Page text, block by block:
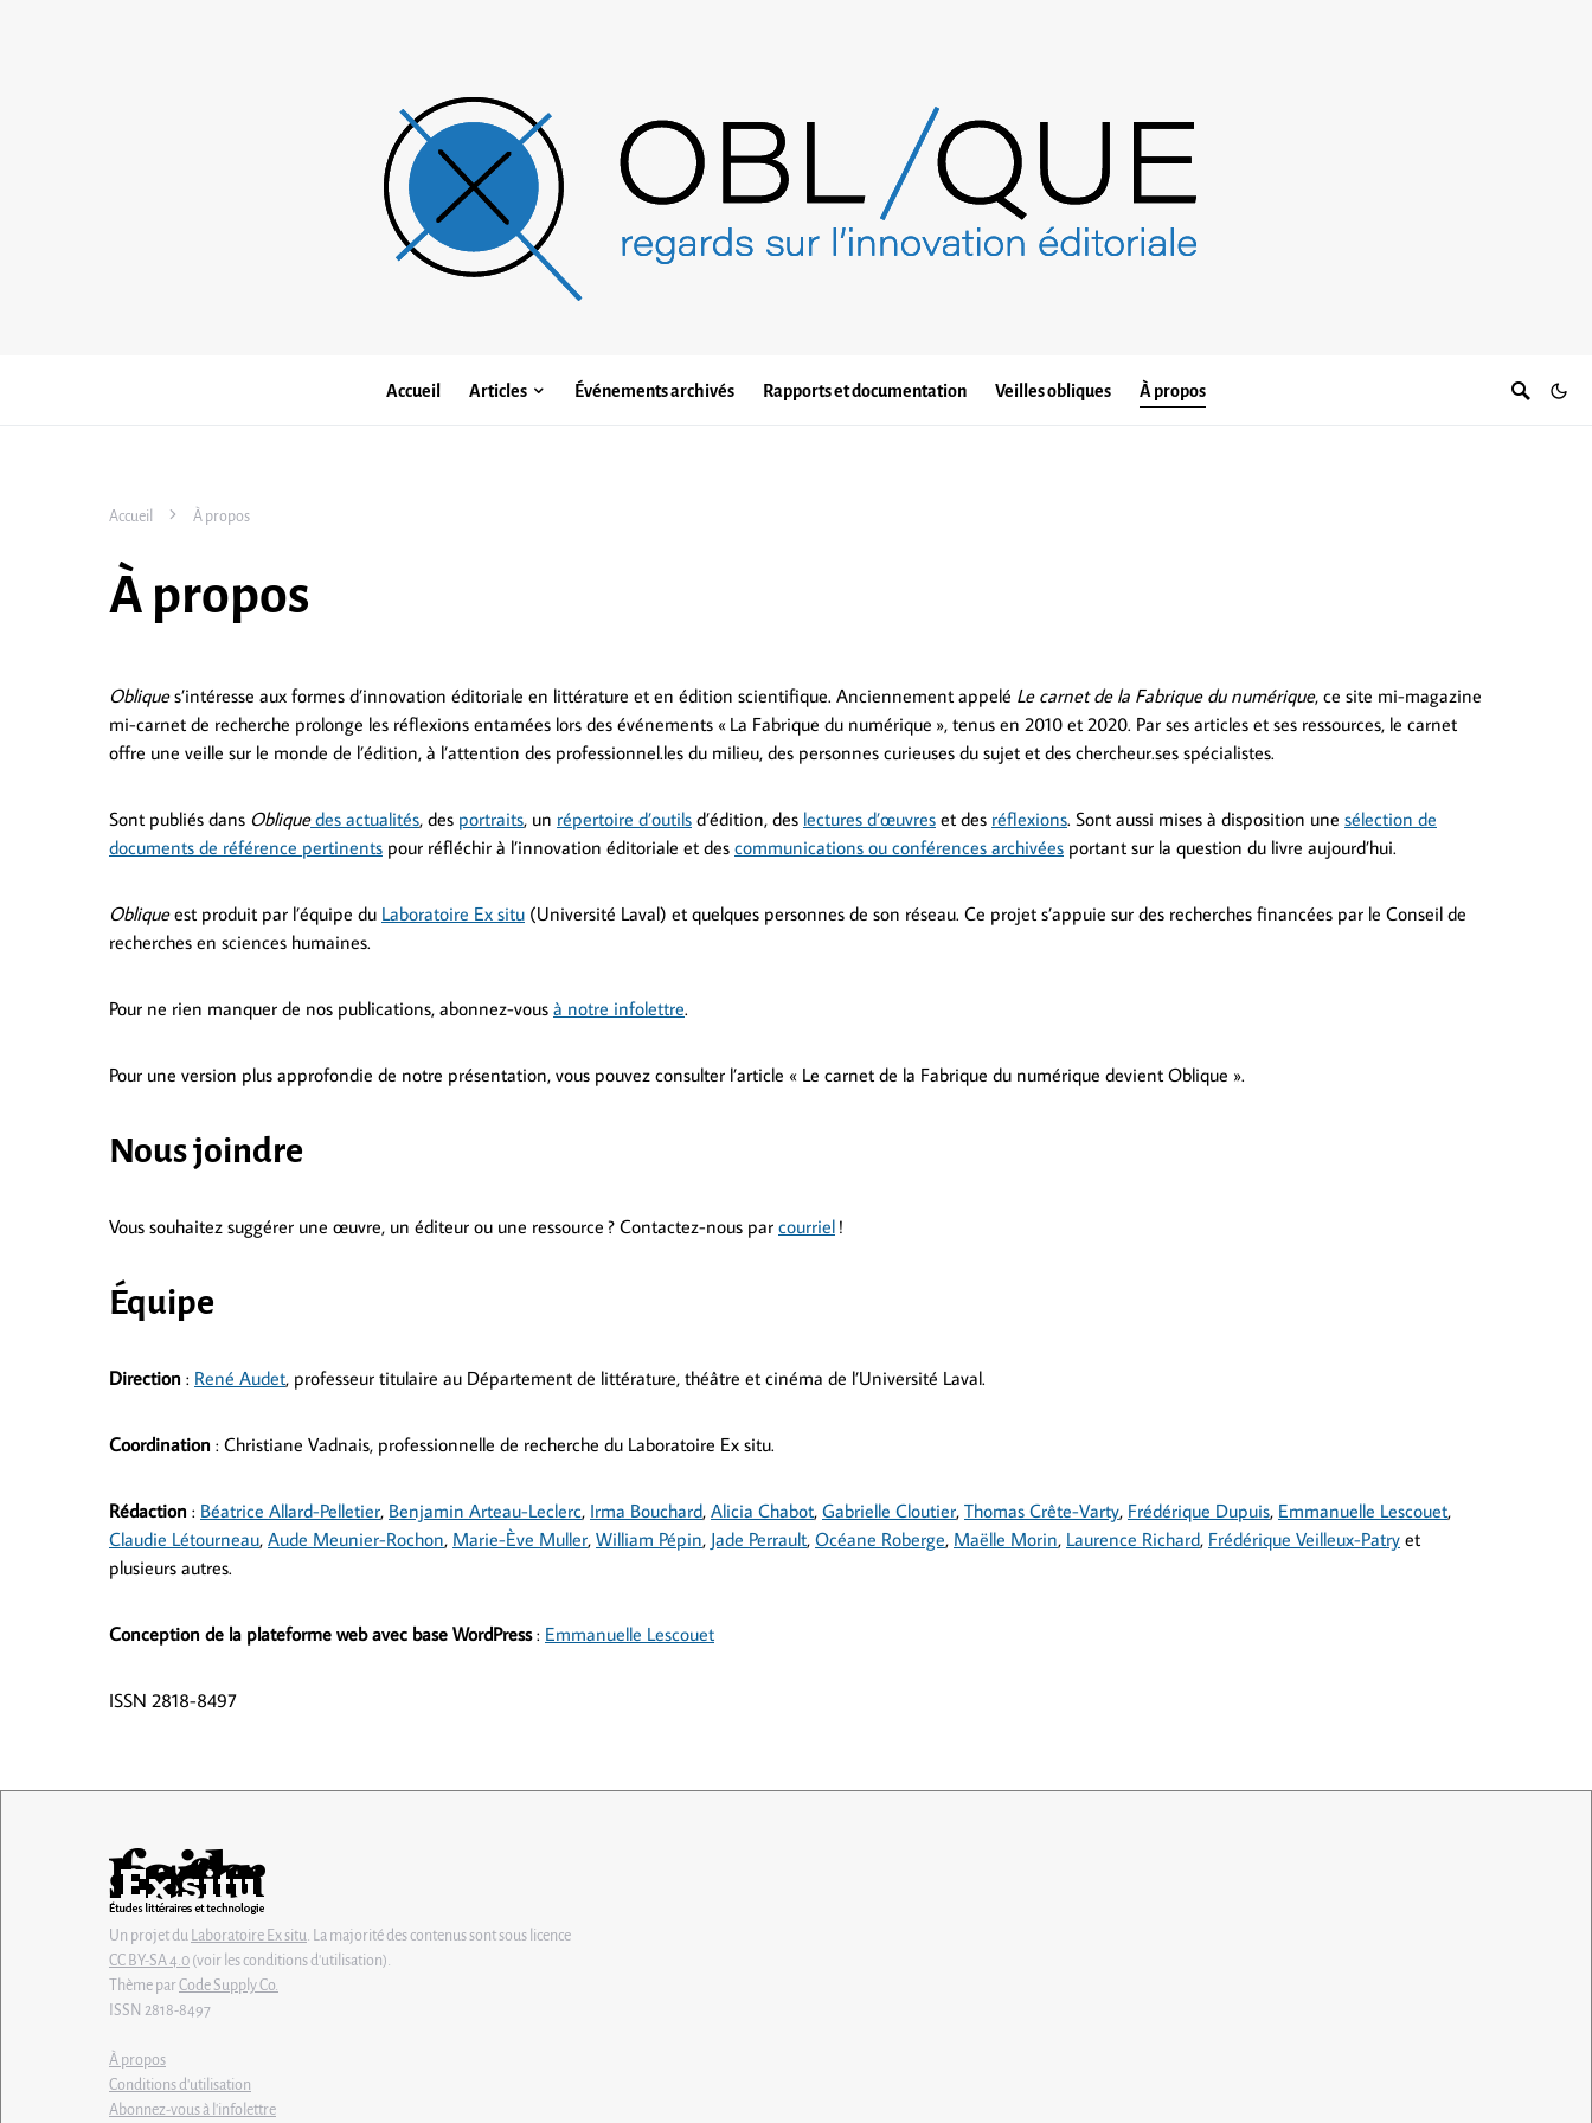
Accueil Articles Événements archivés Rapports et documentation Veilles obliques À propos
Accueil À propos
À propos
Obliques’intéresse aux formes d’innovation éditoriale en littérature et en édition scientifique. Anciennement appelé Le carnet de la Fabrique du numérique, ce site mi-magazine
mi-carnet de recherche prolonge les réflexions entamées lors des événements « La Fabrique du numérique », tenus en 2010 et 2020. Par ses articles et ses ressources, le carnet
offre une veille sur le monde de l’édition, à l’attention des professionnel.les du milieu, des personnes curieuses du sujet et des chercheur.ses spécialistes.
Sont publiés dans Obliquedes actualités, des portraits, un répertoire d’outils d’édition, des lectures d’œuvres et des réflexions. Sont aussi mises à disposition une sélection de
documents de référence pertinents pour réfléchir à l’innovation éditoriale et des communications ou conférences archivées portant sur la question du livre aujourd’hui.
Obliqueest produit par l’équipe du Laboratoire Ex situ (Université Laval) et quelques personnes de son réseau. Ce projet s’appuie sur des recherches financées par le Conseil de
recherches en sciences humaines.
Pour ne rien manquer de nos publications, abonnez-vous à notre infolettre.
Pour une version plus approfondie de notre présentation, vous pouvez consulter l’article « Le carnet de la Fabrique du numérique devient Oblique ».
Nous joindre
Vous souhaitez suggérer une œuvre, un éditeur ou une ressource ? Contactez-nous par courriel !
Équipe
Direction : René Audet, professeur titulaire au Département de littérature, théâtre et cinéma de l’Université Laval.
Coordination : Christiane Vadnais, professionnelle de recherche du Laboratoire Ex situ.
Rédaction : Béatrice Allard-Pelletier, Benjamin Arteau-Leclerc, Irma Bouchard, Alicia Chabot, Gabrielle Cloutier, Thomas Crête-Varty, Frédérique Dupuis, Emmanuelle Lescouet,
Claudie Létourneau, Aude Meunier-Rochon, Marie-Ève Muller, William Pépin, Jade Perrault, Océane Roberge, Maëlle Morin, Laurence Richard, Frédérique Veilleux-Patry et
plusieurs autres.
Conception de la plateforme web avec base WordPress: Emmanuelle Lescouet
ISSN 2818-8497
Un projet du Laboratoire Ex situ. La majorité des contenus sont sous licence
CC BY-SA 4.0 (voir les conditions d'utilisation).
Thème parCode Supply Co.
ISSN 2818-8497
À propos
Conditions d'utilisation
Abonnez-vous à l'infolettre